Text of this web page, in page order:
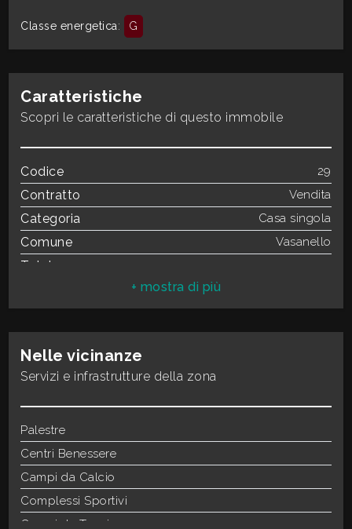
Classe energetica: G
Caratteristiche
Scopri le caratteristiche di questo immobile
Codice 29
Contratto Vendita
Categoria Casa singola
Comune Vasanello
Totale mq
Bagni 1
Locali 3
Stato conservazione
Mq Magazzino
Piano Piano terra
Riscaldamento
Termosifoni
Stato attuale
Balconi
Giardino
Nelle vicinanze
Servizi e infrastrutture della zona
Palestre
Centri Benessere
Campi da Calcio
Complessi Sportivi
Campi da Tennis
3
4
Bagni
Qualsiasi
1